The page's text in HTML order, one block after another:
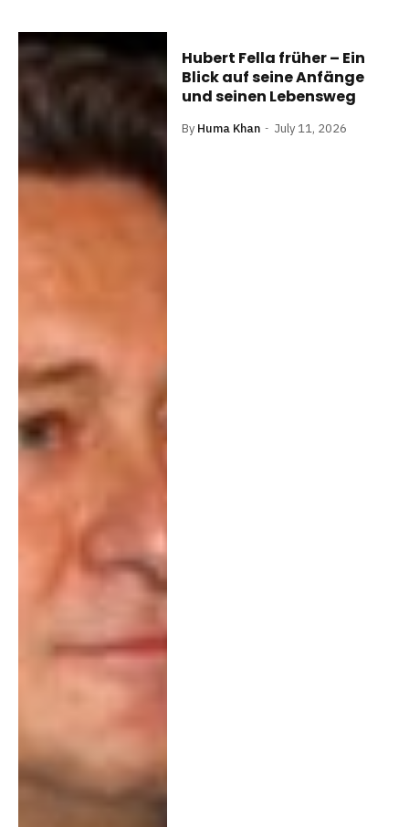
Hubert Fella früher – Ein
Blick auf seine Anfänge
und seinen Lebensweg
By Huma Khan July 11, 2026